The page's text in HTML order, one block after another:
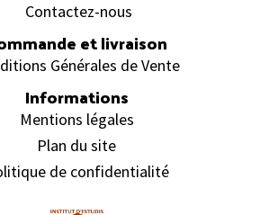
Contactez-nous
et livraison
Générales de Vente
Informations
Mentions légales
Plan du site
de confidentialité